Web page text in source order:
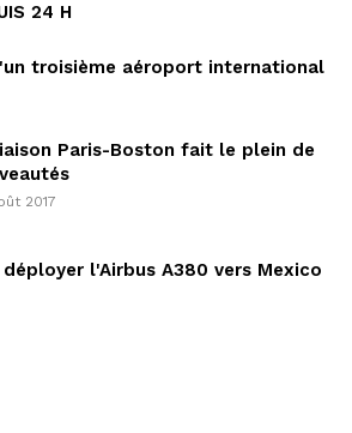
24 H
troisième aéroport international
Paris-Boston fait le plein de
2017
l'Airbus A380 vers Mexico